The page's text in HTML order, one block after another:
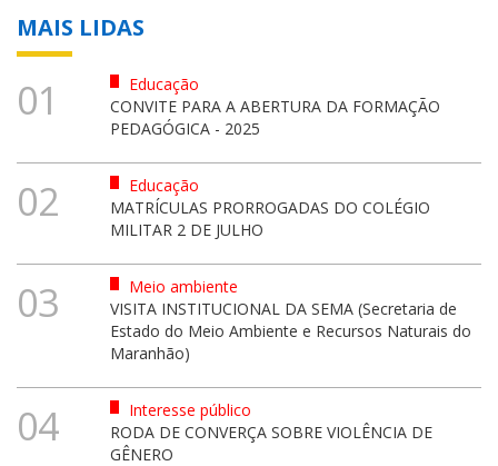
MAIS LIDAS
01
Educação
CONVITE PARA A ABERTURA DA FORMAÇÃO
PEDAGÓGICA - 2025
02
Educação
MATRÍCULAS PRORROGADAS DO COLÉGIO
MILITAR 2 DE JULHO
03
Meio ambiente
VISITA INSTITUCIONAL DA SEMA (Secretaria de
Estado do Meio Ambiente e Recursos Naturais do
Maranhão)
04
Interesse público
RODA DE CONVERÇA SOBRE VIOLÊNCIA DE
GÊNERO